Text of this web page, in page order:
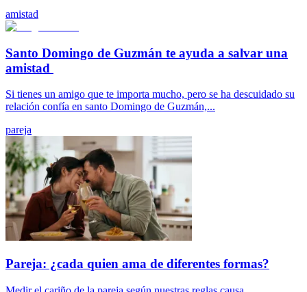
amistad
Santo Domingo de Guzmán te ayuda a salvar una
amistad
Si tienes un amigo que te importa mucho, pero se ha descuidado su
relación confía en santo Domingo de Guzmán,...
pareja
Pareja: ¿cada quien ama de diferentes formas?